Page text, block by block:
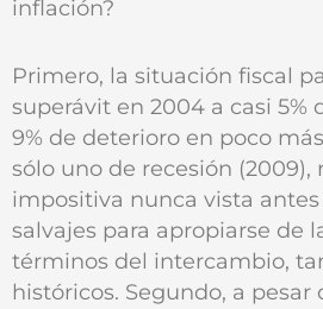
inflación?
Primero, la situación fiscal
superávit en 2004 a casi 5%
9% de deterioro en poco
sólo uno de recesión (2009),
impositiva nunca vista
salvajes para apropiarse de
términos del intercambio,
históricos. Segundo, a pesar